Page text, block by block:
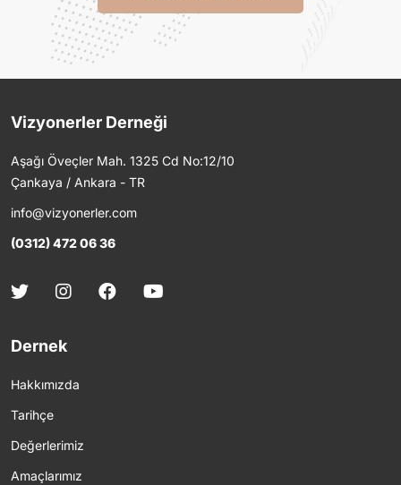
Vizyonerler Derneği
Aşağı Öveçler Mah. 1325 Cd No:12/10
Çankaya / Ankara - TR
info@vizyonerler.com
(0312) 472 06 36
Dernek
Hakkımızda
Tarihçe
Değerlerimiz
Amaçlarımız